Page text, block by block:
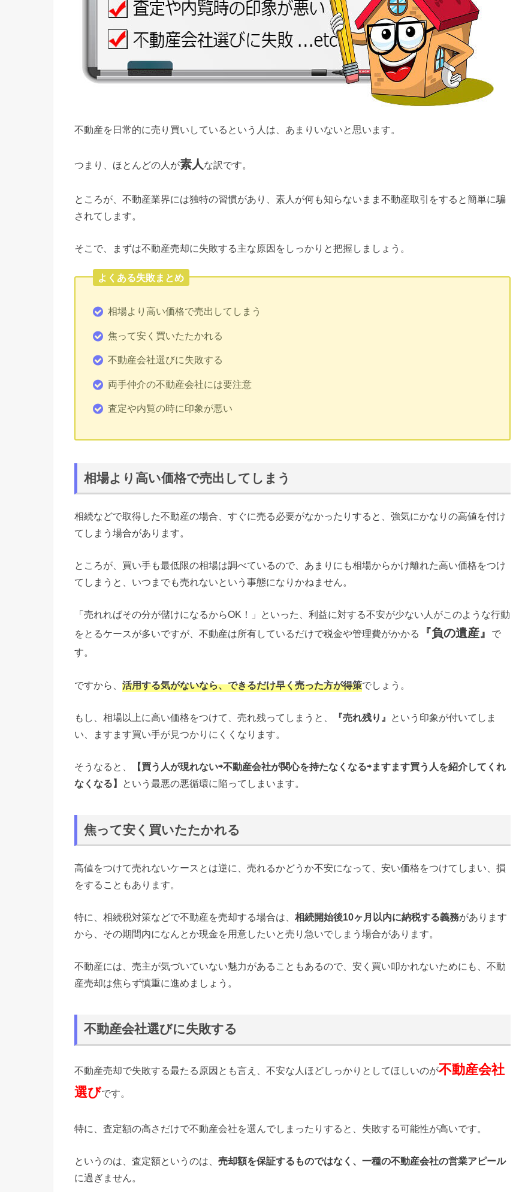
不動産を日常的に売り買いしているという人は、あまりいないと思います。
つまり、ほとんどの人が素人 な訳です。
ところが、不動産業界には独特の習慣があり、素人が何も知らないまま不動産取引をすると簡単に騙
されてします。
そこで、まずは不動産売却に失敗する主な原因をしっかりと把握しましょう。
よくある失敗まとめ
相場より高い価格で売出してしまう
焦って安く買いたたかれる
不動産会社選びに失敗する
両手仲介の不動産会社には要注意
査定や内覧の時に印象が悪い
相場より高い価格で売出してしまう
相続などで取得した不動産の場合、すぐに売る必要がなかったりすると、強気にかなりの高値を付け
てしまう場合があります。
ところが、買い手も最低限の相場は調べているので、あまりにも相場からかけ離れた高い価格をつけ
てしまうと、いつまでも売れないという事態になりかねません。
「売れればその分が儲けになるからOK！」といった、利益に対する不安が少ない人がこのような行動
をとるケースが多いですが、不動産は所有しているだけで税金や管理費がかかる
『負の遺産』
で
す。
ですから、 活用する気がないなら、できるだけ早く売った方が得策でしょう。
もし、相場以上に高い価格をつけて、売れ残ってしまうと、 『売れ残り』
という印象が付いてしま
い、ますます買い手が見つかりにくくなります。
そうなると、
【買う人が現れない⇨不動産会社が関心を持たなくなる⇨ますます買う人を紹介してくれ
なくなる】
という最悪の悪循環に陥ってしまいます。
焦って安く買いたたかれる
高値をつけて売れないケースとは逆に、売れるかどうか不安になって、安い価格をつけてしまい、損
をすることもあります。
特に、相続税対策などで不動産を売却する場合は、 相続開始後10ヶ月以内に納税する義務があります
から、その期間内になんとか現金を用意したいと売り急いでしまう場合があります。
不動産には、売主が気づいていない魅力があることもあるので、安く買い叩かれないためにも、不動
産売却は焦らず慎重に進めましょう。
不動産会社選びに失敗する
不動産売却で失敗する最たる原因とも言え、不安な人ほどしっかりとしてほしいのが不動産会社
選びです。
特に、査定額の高さだけで不動産会社を選んでしまったりすると、失敗する可能性が高いです。
というのは、査定額というのは、 売却額を保証するものではなく、一種の不動産会社の営業アピール
に過ぎません。